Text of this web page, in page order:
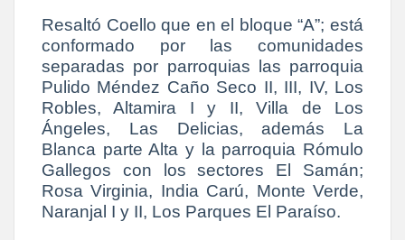
Resaltó Coello que en el bloque “A”; está
conformado por las comunidades
separadas por parroquias las parroquia
Pulido Méndez Caño Seco II, III, IV, Los
Robles, Altamira I y II, Villa de Los
Ángeles, Las Delicias, además La
Blanca parte Alta y la parroquia Rómulo
Gallegos con los sectores El Samán;
Rosa Virginia, India Carú, Monte Verde,
Naranjal I y II, Los Parques El Paraíso.